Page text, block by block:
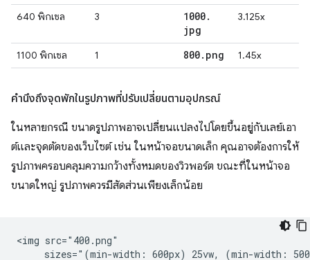
640 พิกเซล
3 1000.
jpg
3.125x
1100 พิกเซล 1 800. png 1.45x
คำนึงถึงจุดพักในรูปภาพที่ปรับเปลี่ยนตามอุปกรณ์
ในหลายกรณี ขนาดรูปภาพอาจเปลี่ยนแปลงไปโดยขึ้นอยู่กับเลย์เอา
ต์และจุดตัดของเว็บไซต์ เช่น ในหน้าจอขนาดเล็ก คุณอาจต้องการให้
รูปภาพครอบคลุมความกว้างทั้งหมดของวิวพอร์ต ขณะที่ในหน้าจอ
ขนาดใหญ่ รูปภาพควรมีสัดส่วนเพียงเล็กน้อย
<img src="400.png"
sizes="(min-width: 600px) 25vw, (min-width: